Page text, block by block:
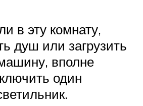
в эту комнату,
душ или загрузить
вполне
один